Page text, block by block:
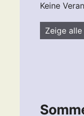
Keine
Zeige alle